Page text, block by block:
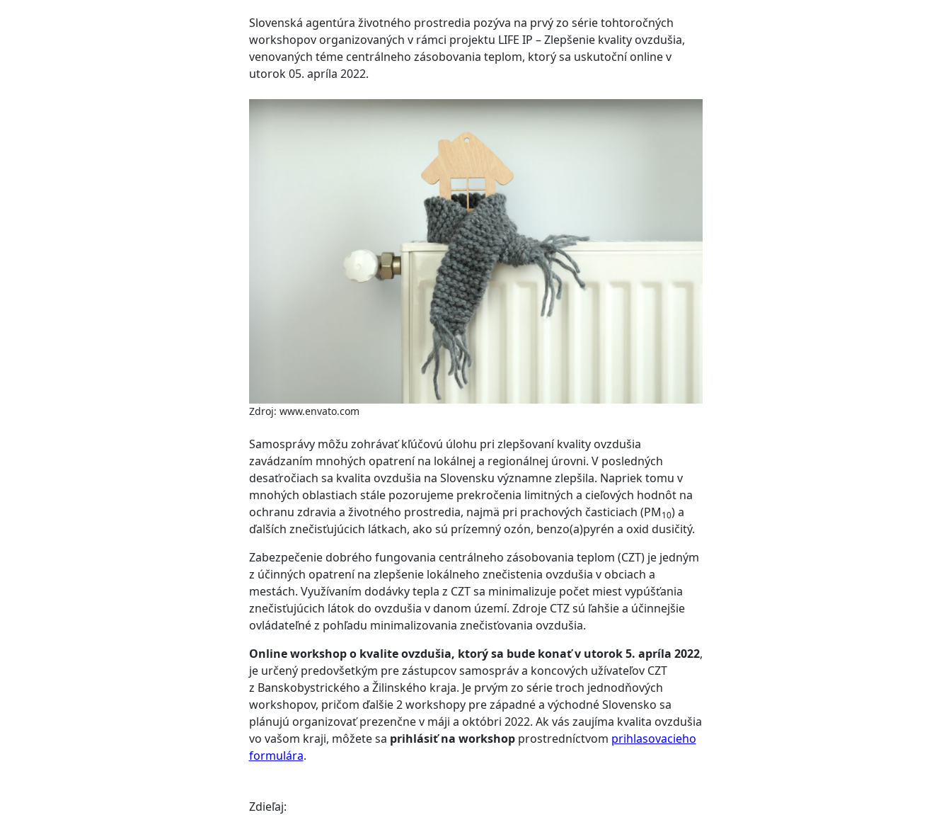
Slovenská agentúra životného prostredia pozýva na prvý zo série tohtoročných
workshopov organizovaných v rámci projektu LIFE IP – Zlepšenie kvality ovzdušia,
venovaných téme centrálneho zásobovania teplom, ktorý sa uskutoční online v
utorok 05. apríla 2022.
Zdroj: www.envato.com
Samosprávy môžu zohrávať kľúčovú úlohu pri zlepšovaní kvality ovzdušia
zavádzaním mnohých opatrení na lokálnej a regionálnej úrovni. V posledných
desaťročiach sa kvalita ovzdušia na Slovensku významne zlepšila. Napriek tomu v
mnohých oblastiach stále pozorujeme prekročenia limitných a cieľových hodnôt na
ochranu zdravia a životného prostredia, najmä pri prachových časticiach (PM10) a
ďalších znečisťujúcich látkach, ako sú prízemný ozón, benzo(a)pyrén a oxid dusičitý.
Zabezpečenie dobrého fungovania centrálneho zásobovania teplom (CZT) je jedným
z účinných opatrení na zlepšenie lokálneho znečistenia ovzdušia v obciach a
mestách. Využívaním dodávky tepla z CZT sa minimalizuje počet miest vypúšťania
znečisťujúcich látok do ovzdušia v danom území. Zdroje CTZ sú ľahšie a účinnejšie
ovládateľné z pohľadu minimalizovania znečisťovania ovzdušia.
Online workshop o kvalite ovzdušia, ktorý sa bude konať v utorok 5. apríla 2022,
je určený predovšetkým pre zástupcov samospráv a koncových užívateľov CZT
z Banskobystrického a Žilinského kraja. Je prvým zo série troch jednodňových
workshopov, pričom ďalšie 2 workshopy pre západné a východné Slovensko sa
plánujú organizovať prezenčne v máji a októbri 2022. Ak vás zaujíma kvalita ovzdušia
vo vašom kraji, môžete sa prihlásiť na workshopprostredníctvom prihlasovacieho
formulára.
Zdieľaj: